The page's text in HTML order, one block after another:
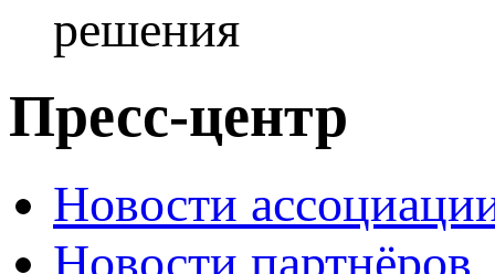
решения
Пресс-центр
Новости
Новости партнёров